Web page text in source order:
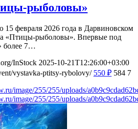
рыболовы»
15 февраля 2026 года в Дарвиновском
«Птицы-рыболовы». Впервые под
более 7…
InStock 2025-10-21T12:26:00+03:00
vystavka-ptitsy-rybolovy/ 550 ₽ 584 7
image/255/255/uploads/
image/255/255/uploads/